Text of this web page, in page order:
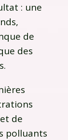
: une
de
des
de
polluants